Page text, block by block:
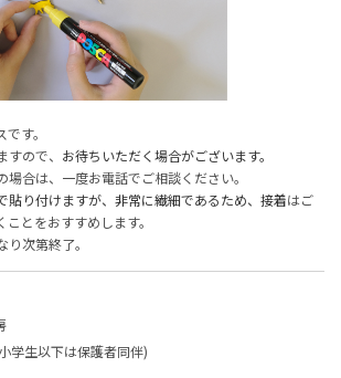
す。
ので、 お待ちいただく場合がございます。
合は、一度お電話でご相談ください。
り付けますが、非常に繊細であるため、接着はご
とをおすすめします。
次第終了。
学生以下は保護者同伴)